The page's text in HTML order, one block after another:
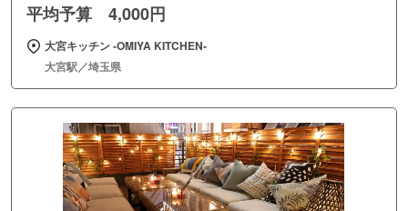
平均予算 4,000円
大宮キッチン ‐OMIYA KITCHEN‐
大宮駅／埼玉県